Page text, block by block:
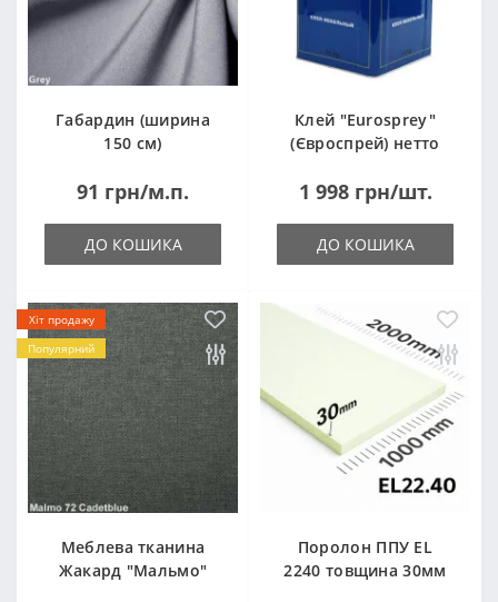
Габардин (ширина
150 см)
91 грн/м.п.
ДО КОШИКА
Клей "Eurosprey"
(Євроспрей) нетто
1 998 грн/шт.
ДО КОШИКА
Хіт продажу
Популярний
Меблева тканина
Жакард "Мальмо"
Поролон ППУ EL
2240 товщина 30мм